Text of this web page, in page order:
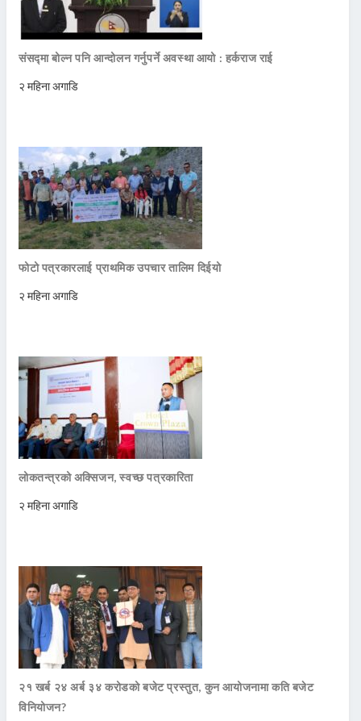
संसद्मा बोल्न पनि आन्दोलन गर्नुपर्ने अवस्था आयो : हर्कराज राई
२ महिना अगाडि
फोटो पत्रकारलाई प्राथमिक उपचार तालिम दिईयो
२ महिना अगाडि
लोकतन्त्रको अक्सिजन, स्वच्छ पत्रकारिता
२ महिना अगाडि
२१ खर्ब २४ अर्ब ३४ करोडको बजेट प्रस्तुत, कुन आयोजनामा कति बजेट
विनियोजन?